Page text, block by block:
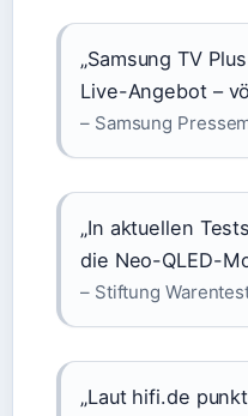
„Samsung TV
Live-Angebot –
– Samsung
„In aktuellen
die Neo-QLED-
– Stiftung
„Laut hifi.de